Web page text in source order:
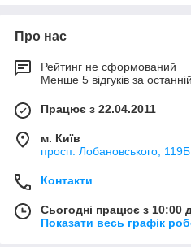
Про нас
Рейтинг не сформований
Менше 5 відгуків за
Працює з 22.04.2011
м. Київ
просп. Лобановського,
Контакти
Сьогодні працює з 10:00
Показати весь графік